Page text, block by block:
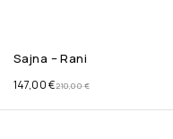
Sajna – Rani
210,00€
147,00€